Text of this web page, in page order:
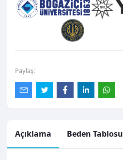
Paylaş:
Açıklama Beden Tablosu